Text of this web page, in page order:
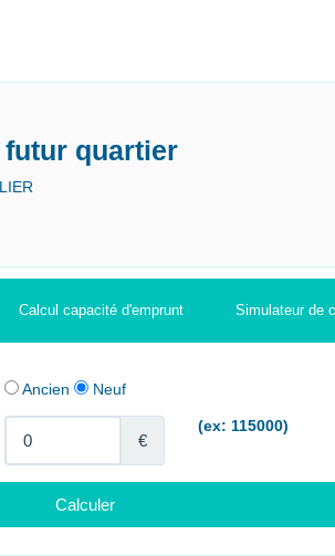
quartier
Calcul capacité d'emprunt Simulateur de